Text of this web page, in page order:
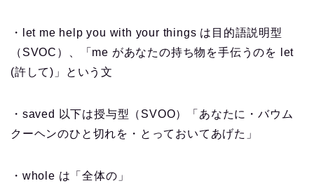
・let me help you with your things は目的語説明型
（SVOC）、「me があなたの持ち物を手伝うのを let
(許して)」という文
・saved 以下は授与型（SVOO）「あなたに・バウム
クーヘンのひと切れを・とっておいてあげた」
・whole は「全体の」